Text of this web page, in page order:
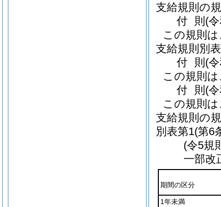
支給規則の
付 則 (
この規則
支給規則別
付 則 (
この規則
付 則 (
この規則
支給規則の
別表第1(第6
(令5規
一部改
期間の区分
1年未満